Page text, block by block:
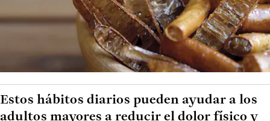
Estos hábitos diarios pueden ayudar a los
adultos mayores a reducir el dolor físico y